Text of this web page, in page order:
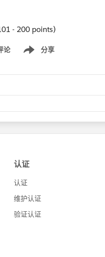
- 200 points)
论 分享
Show menu